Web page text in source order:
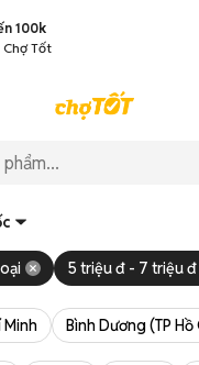
100k
Tốt
5 triệu đ - 7 triệu đ
Minh Bình Dương (TP Hồ